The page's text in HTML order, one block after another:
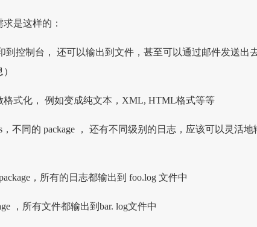
是这样的：
到控制台， 还可以输出到文件，甚至可以通过邮件发送出
格式化， 例如变成纯文本，XML, HTML格式等等
，不同的 package ， 还有不同级别的日志，应该可以灵活地
，所有的日志都输出到 foo.log 文件中
，所有文件都输出到bar. log文件中